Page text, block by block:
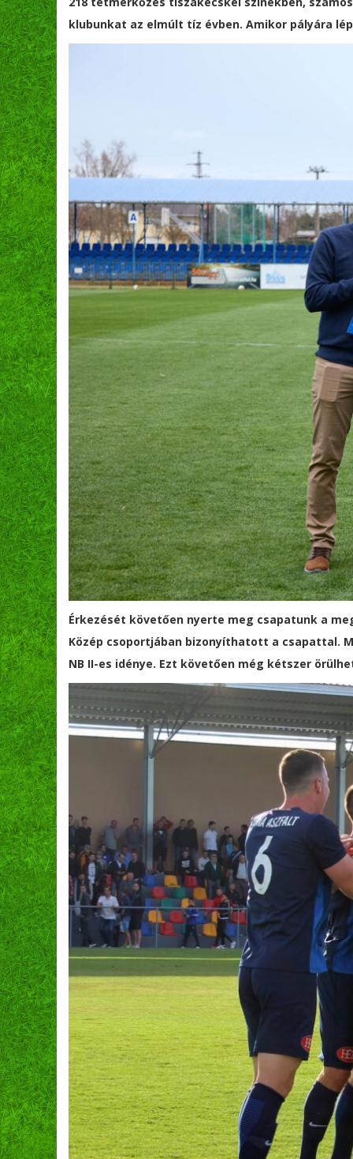
klubunkat az elmúlt tíz évben. Amikor pályára
Érkezését követően nyerte meg csapatunk a
Közép csoportjában bizonyíthatott a csapattal.
NB II-es idénye. Ezt követően még kétszer